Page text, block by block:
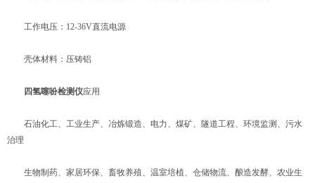
工作电压：12-36V直流电源
壳体材料：压铸铝
四氢噻吩检测仪应用
石油化工、工业生产、冶炼锻造、电力、煤矿、隧道工程、环境监测、污水
治理
生物制药、家居环保、畜牧养殖、温室培植、仓储物流、酿造发酵、农业生